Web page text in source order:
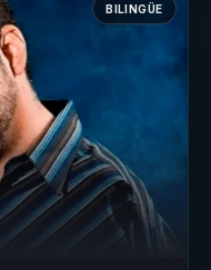
BILINGÜE